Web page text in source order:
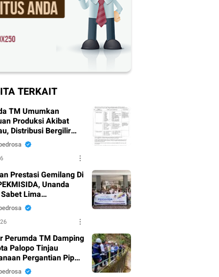
TERKAIT
TM Umumkan
Produksi Akibat
Distribusi Bergilir
Prestasi Gemilang Di
Unanda
Lima
Perumda TM Damping
Palopo Tinjau
Pergantian Pipa
di Battang